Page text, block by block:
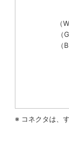
（
（
（
※ コネクタは、